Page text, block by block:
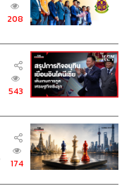
51
208
543
174